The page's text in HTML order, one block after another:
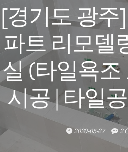
[경기도 광주
파트 리모델
실 (타일욕조
시공 | 타일
2020-05-27 2